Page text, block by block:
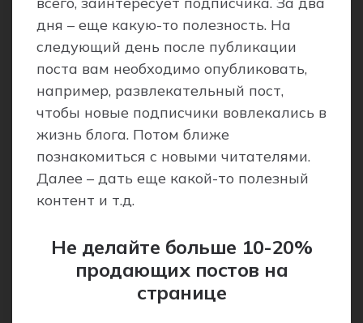
дня – еще какую-то полезность. На
следующий день после публикации
поста вам необходимо опубликовать,
например, развлекательный пост,
чтобы новые подписчики вовлекались в
жизнь блога. Потом ближе
познакомиться с новыми читателями.
Далее – дать еще какой-то полезный
контент и т.д.
Не делайте больше 10-20%
продающих постов на
странице